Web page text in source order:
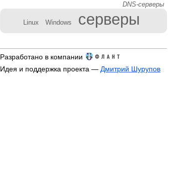
DNS-серверы
Linux Windows серверы
Разработано в компании
Идея и поддержка проекта — Дмитрий Шурупов